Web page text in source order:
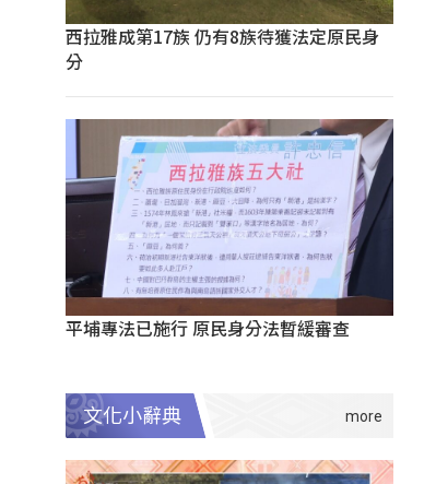
西拉雅成第17族 仍有8族待獲法定原民身
分
平埔專法已施行 原民身分法暫緩審查
文化小辭典